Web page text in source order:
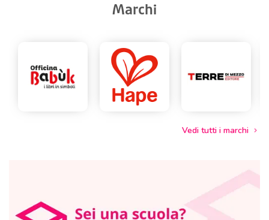
Marchi
Vedi tutti i marchi